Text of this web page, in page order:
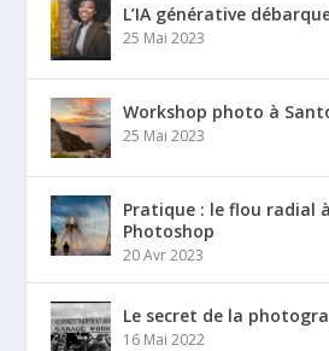
L’IA générative
25 Mai 2023
Workshop photo à
25 Mai 2023
Pratique : le flou radial
Photoshop
20 Avr 2023
Le secret de la
16 Mai 2022